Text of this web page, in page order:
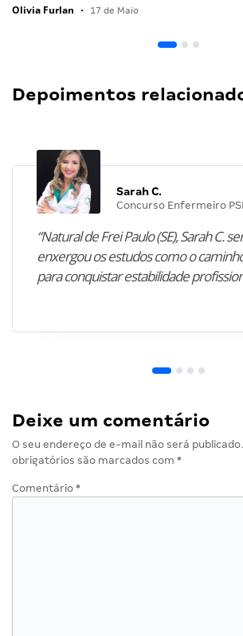
Olivia Furlan • 17 de Maio
Depoimentos
Sarah C.
Concurso Enfermeiro
“Natural de Frei Paulo (SE), Sarah C.
enxergou os estudos como o
para conquistar estabilidade
Deixe um comentário
O seu endereço de e-mail não será publicado.
obrigatórios são marcados com *
Comentário *